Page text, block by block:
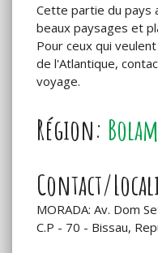
Cette partie du pays
beaux paysages et
Pour ceux qui
de l'Atlantique,
voyage.
Région:
Contact/
MORADA: Av. Dom
C.P - 70 - Bissau,